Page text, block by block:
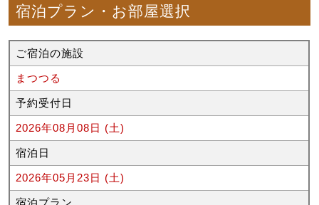
宿泊プラン・お部屋選択
ご宿泊の施設
まつつる
予約受付日
2026年08月08日 (土)
宿泊日
2026年05月23日 (土)
宿泊プラン